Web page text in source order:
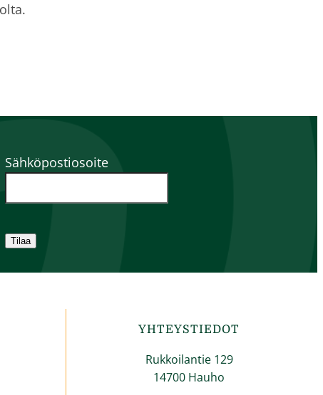
Sähköpostiosoite
Tilaa
YHTEYSTIEDOT
Rukkoilantie 129
14700 Hauho